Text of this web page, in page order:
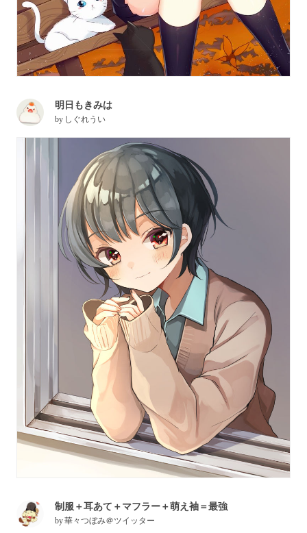
明日もきみは
by しぐれうい
制服＋耳あて＋マフラー＋萌え袖＝最強
by華々つぼみ＠ツイッター